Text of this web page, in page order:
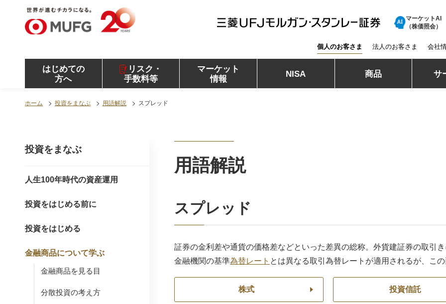
MUFG 世界が進むチカラになる。 三菱ＵＦＪモル
ガン・スタンレー証券
三菱ＵＦＪモルガン・スタンレー証券
マーケットAI
（株価照会）
はじめての
方へ
リスク・
手数料等
マーケット
情報
NISA 商品 サ
個人のお客さま 法人のお客さま 会社
ホーム 投資をまなぶ 用語解説 スプレッド
用語解説
スプレッド
証券の金利差や通貨の価格差などといった差異の総称。外貨建証券の取引
金融機関の基準為替レート とは異なる取引為替レートが適用されるが、こ
株式 投資信託
投資をまなぶ
人生100年時代の資産運用
投資をはじめる前に
投資をはじめる
金融商品について学ぶ
金融商品を見る目
分散投資の考え方